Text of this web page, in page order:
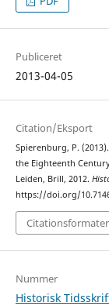
Publiceret
2013-04-05
Citation/Eksport
Spierenburg, P.
the Eighteenth
Leiden, Brill, 2012.
https://doi.org/
Citationsformater
Nummer
Historisk